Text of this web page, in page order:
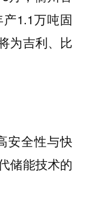
1.1万吨固
为吉利、比
安全性与快
储能技术的